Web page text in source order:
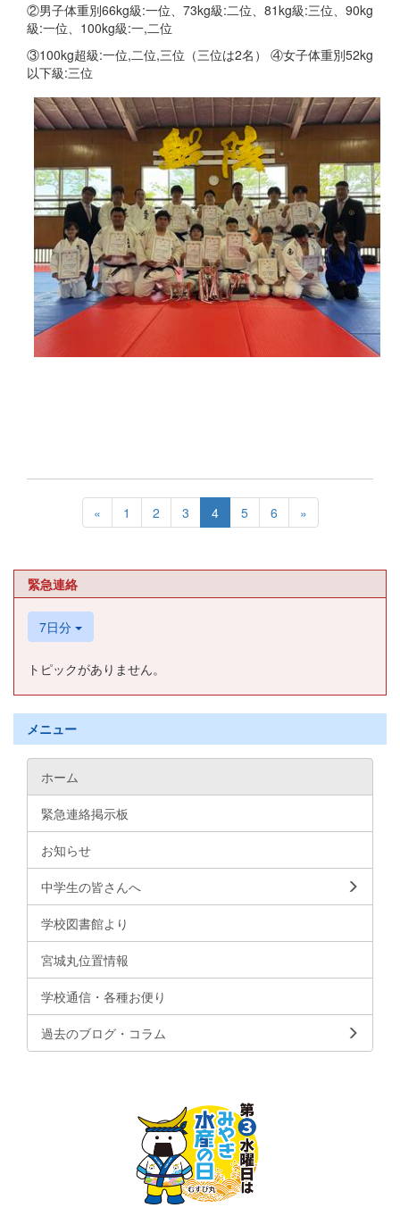
②男子体重別66kg級:一位、73kg級:二位、81kg級:三位、90kg
級:一位、100kg級:一,二位
③100kg超級:一位,二位,三位（三位は2名） ④女子体重別52kg
以下級:三位
« 1 2 3 4 5 6 »
緊急連絡
7日分
トピックがありません。
メニュー
ホーム
緊急連絡掲示板
お知らせ
中学生の皆さんへ
学校図書館より
宮城丸位置情報
学校通信・各種お便り
過去のブログ・コラム